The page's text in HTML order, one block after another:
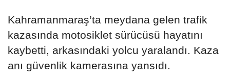
Kahramanmaraş’ta meydana gelen trafik
kazasında motosiklet sürücüsü hayatını
kaybetti, arkasındaki yolcu yaralandı. Kaza
anı güvenlik kamerasına yansıdı.